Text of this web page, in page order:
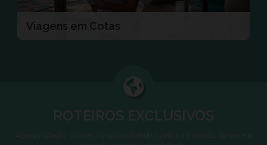
Viagens em Cotas